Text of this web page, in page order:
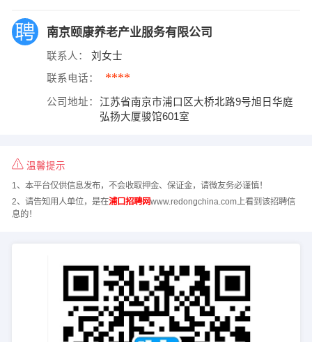
南京颐康养老产业服务有限公司
联系人： 刘女士
联系电话： ****
公司地址：
江苏省南京市浦口区大桥北路9号旭日华庭
弘扬大厦骏馆601室
温馨提示
1、本平台仅供信息发布，不会收取押金、保证金，请微友务必谨慎！
2、请告知用人单位，是在浦口招聘网www.redongchina.com上看到该招聘信
息的！